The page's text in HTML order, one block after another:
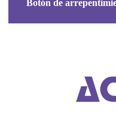
Botón de